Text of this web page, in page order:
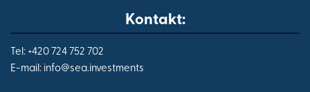
Kontakt:
Tel: +420 724 752 702
E-mail: info@sea.investments